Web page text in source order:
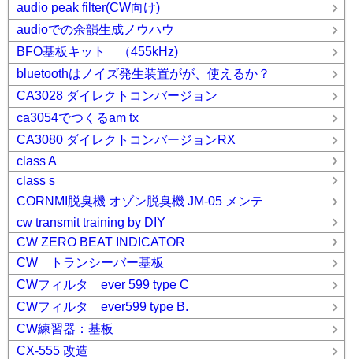
audio peak filter(CW向け)
audioでの余韻生成ノウハウ
BFO基板キット （455kHz)
bluetoothはノイズ発生装置がが、使えるか？
CA3028 ダイレクトコンバージョン
ca3054でつくるam tx
CA3080 ダイレクトコンバージョンRX
class A
class s
CORNMI脱臭機 オゾン脱臭機 JM-05 メンテ
cw transmit training by DIY
CW ZERO BEAT INDICATOR
CW トランシーバー基板
CWフィルタ ever 599 type C
CWフィルタ ever599 type B.
CW練習器：基板
CX-555 改造